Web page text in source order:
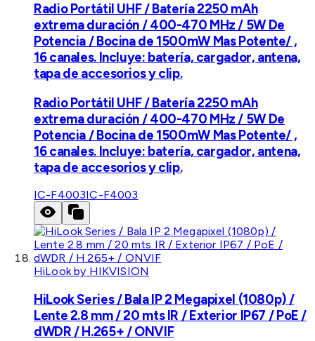
Radio Portátil UHF / Batería 2250 mAh
extrema duración / 400-470 MHz / 5W De
Potencia / Bocina de 1500mW Mas Potente/ ,
16 canales. Incluye: batería, cargador, antena,
tapa de accesorios y clip.
Radio Portátil UHF / Batería 2250 mAh
extrema duración / 400-470 MHz / 5W De
Potencia / Bocina de 1500mW Mas Potente/ ,
16 canales. Incluye: batería, cargador, antena,
tapa de accesorios y clip.
IC-F4003IC-F4003
HiLook by HIKVISION
HiLook Series / Bala IP 2 Megapixel (1080p) /
Lente 2.8 mm / 20 mts IR / Exterior IP67 / PoE /
dWDR / H.265+ / ONVIF